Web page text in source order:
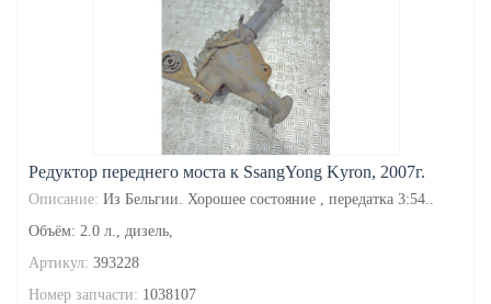
Редуктор переднего моста к SsangYong Kyron, 2007г.
Описание: Из Бельгии. Хорошее состояние , передатка 3:54..
Объём: 2.0 л., дизель,
Артикул: 393228
Номер запчасти: 1038107